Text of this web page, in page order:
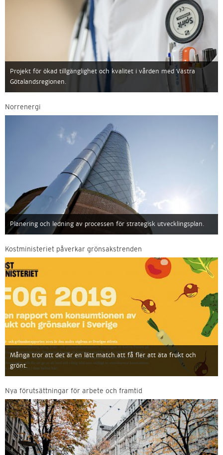
Projekt för ökad tillgänglighet och kvalitet i vården med Västra
Götalandsregionen.
Norrenergi
Planering och ledning av processen för strategisk utvecklingsplan.
Kostministeriet påverkar grönsakstrenden
Många tror att det är en lätt match att få fler att äta frukt och
grönt.
Nya förutsättningar för arbete och framtid